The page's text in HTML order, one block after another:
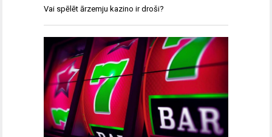
Vai spēlēt ārzemju kazino ir droši?